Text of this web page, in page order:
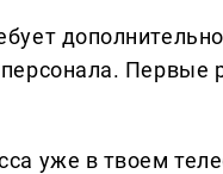
Первые
уже в твоем